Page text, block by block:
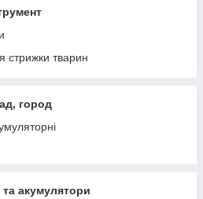
стрижки тварин
город
акумулятори